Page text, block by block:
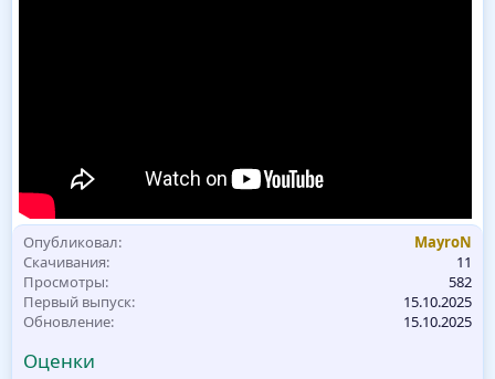
Опубликовал
MayroN
Скачивания
11
Просмотры
582
Первый выпуск
15.10.2025
Обновление
15.10.2025
Оценки